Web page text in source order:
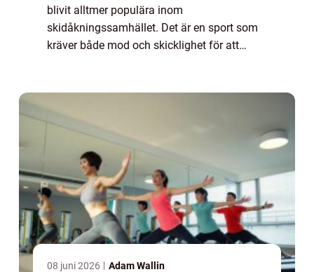
blivit alltmer populära inom
skidåkningssamhället. Det är en sport som
kräver både mod och skicklighet för att
08 juni 2026 Adam Wallin